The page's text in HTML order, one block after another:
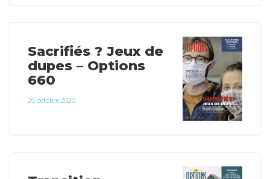
Sacrifiés ? Jeux de
dupes – Options
660
26 octobre 2020